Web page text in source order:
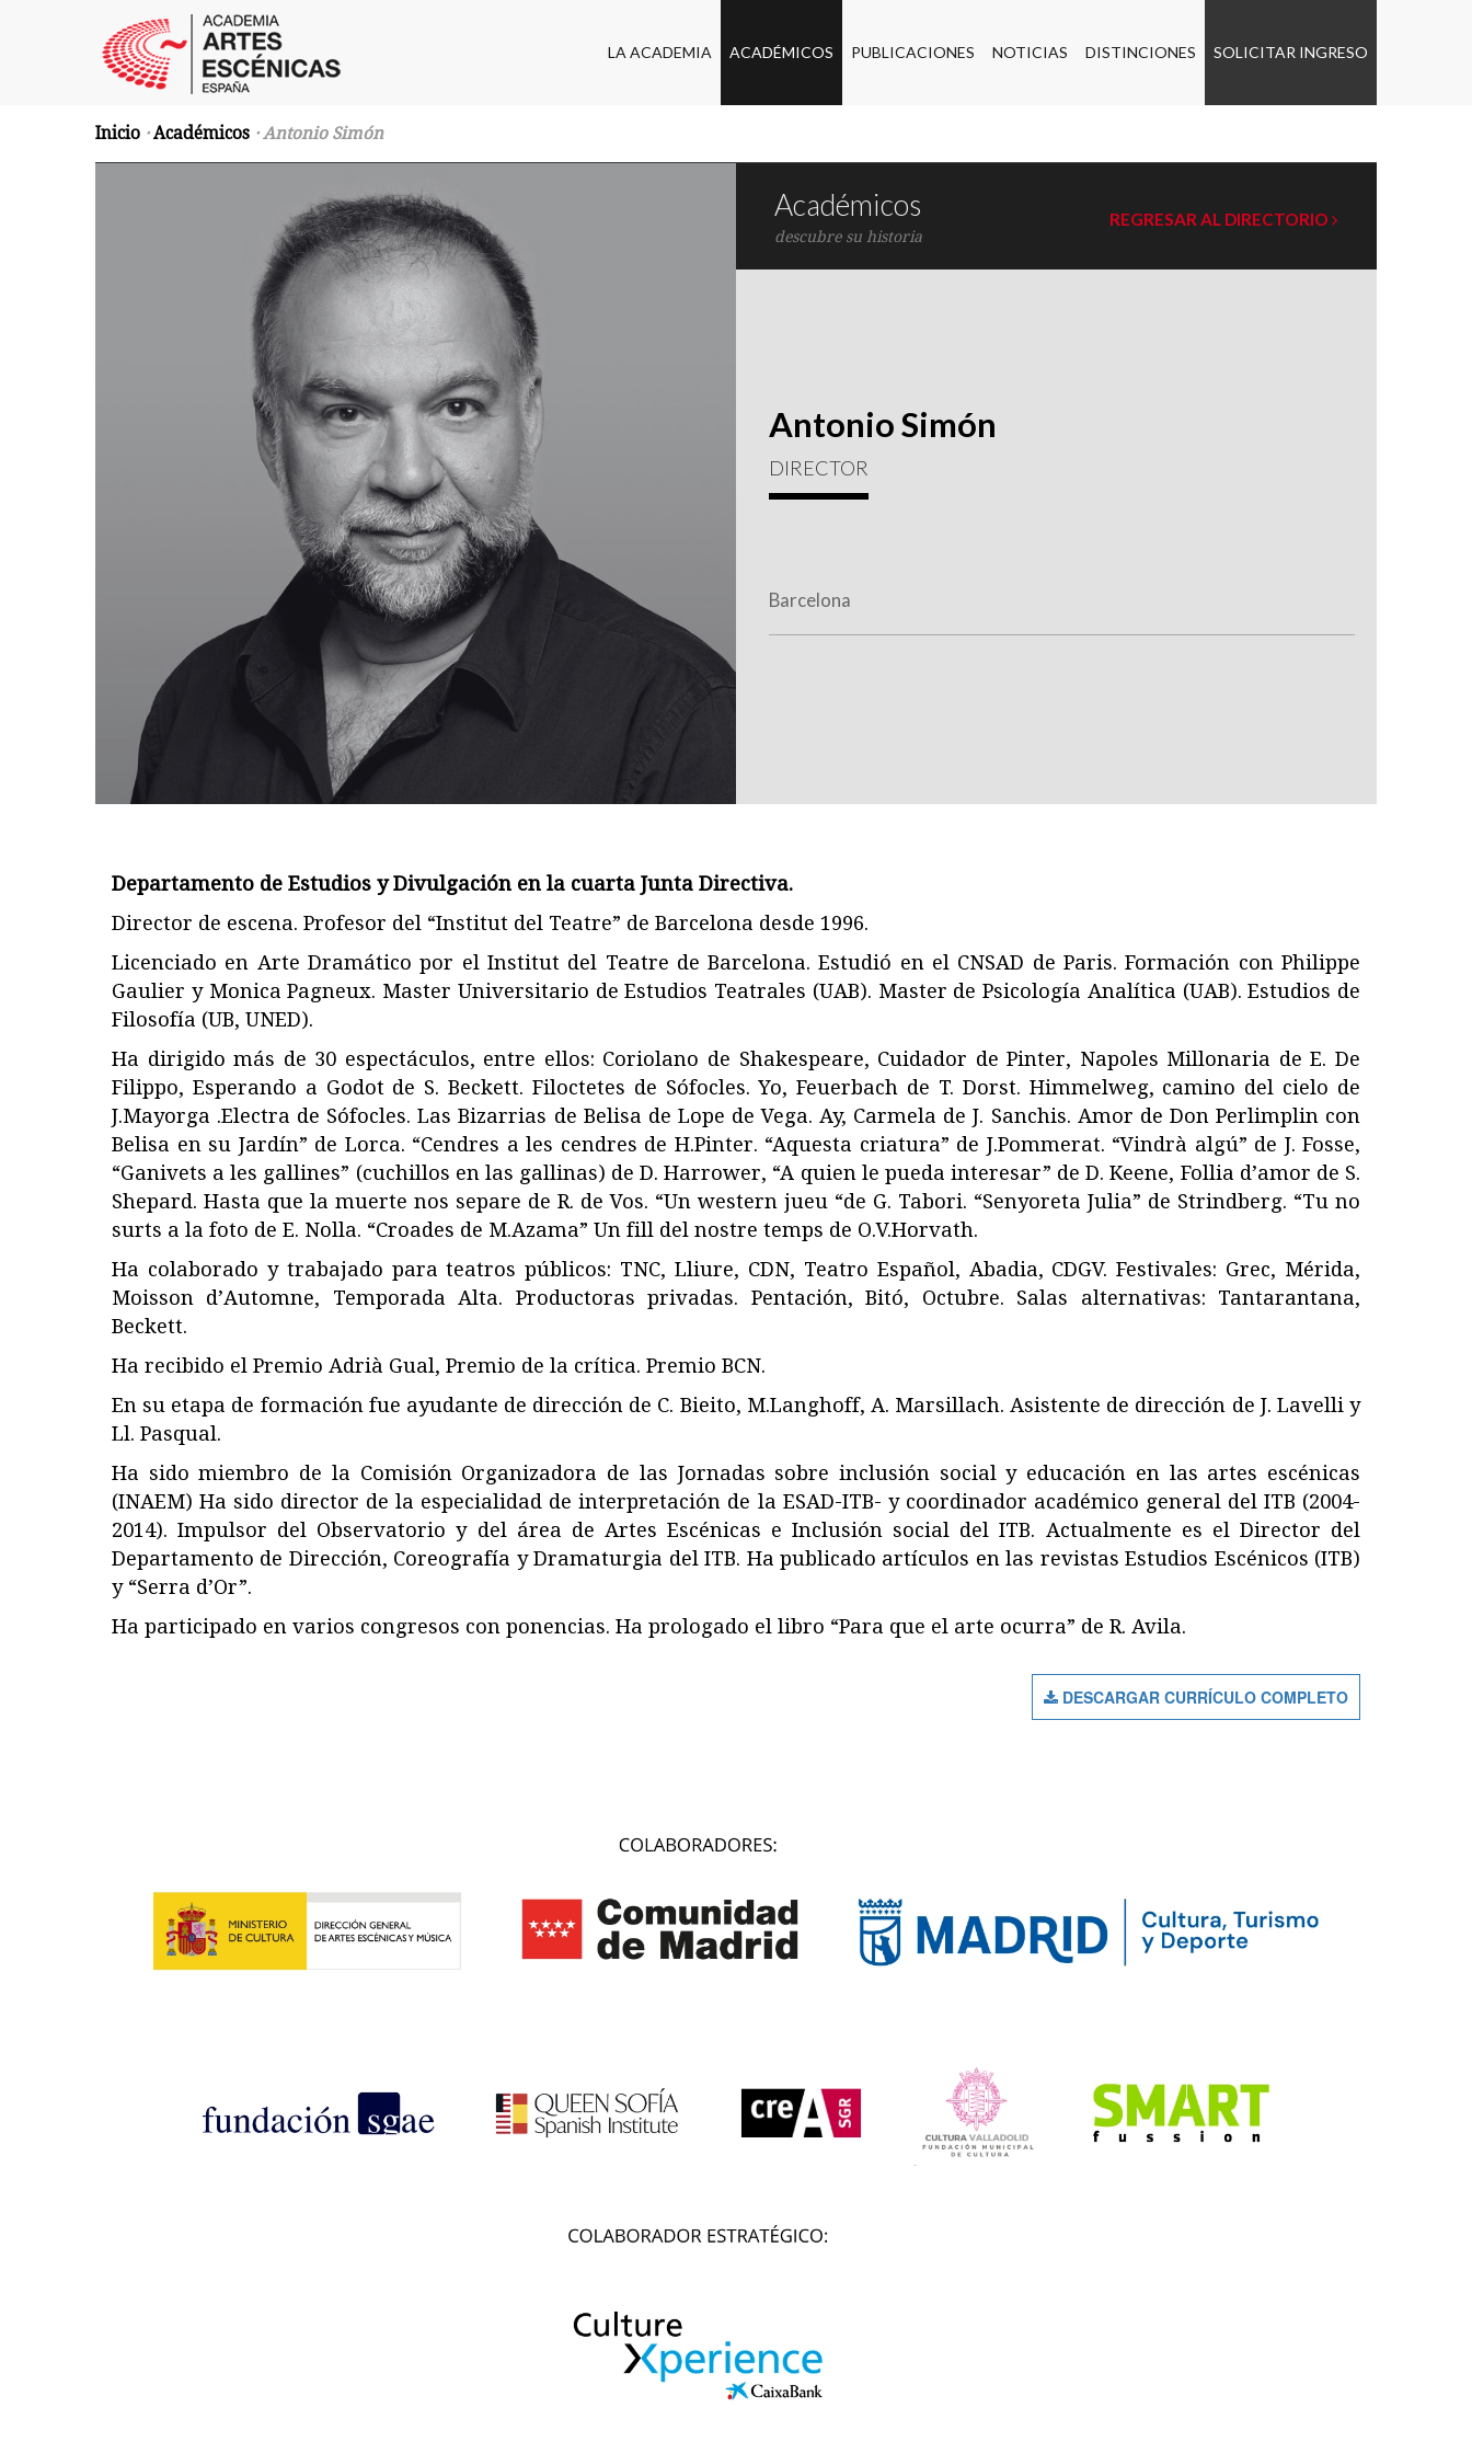
LA ACADEMIA ACADÉMICOS PUBLICACIONES NOTICIAS DISTINCIONES SOLICITAR INGRESO
Inicio ·Académicos · Antonio Simón
Académicos
descubre su historia
REGRESAR AL DIRECTORIO
Antonio Simón
DIRECTOR
Barcelona
Departamento de Estudios y Divulgación en la cuarta Junta Directiva.
Director de escena. Profesor del “Institut del Teatre” de Barcelona desde 1996.
Licenciado en Arte Dramático por el Institut del Teatre de Barcelona. Estudió en el CNSAD de Paris. Formación con Philippe
Gaulier y Monica Pagneux. Master Universitario de Estudios Teatrales (UAB). Master de Psicología Analítica (UAB). Estudios de
Filosofía (UB, UNED).
Ha dirigido más de 30 espectáculos, entre ellos: Coriolano de Shakespeare, Cuidador de Pinter, Napoles Millonaria de E. De
Filippo, Esperando a Godot de S. Beckett. Filoctetes de Sófocles. Yo, Feuerbach de T. Dorst. Himmelweg, camino del cielo de
J.Mayorga .Electra de Sófocles. Las Bizarrias de Belisa de Lope de Vega. Ay, Carmela de J. Sanchis. Amor de Don Perlimplin con
Belisa en su Jardín” de Lorca. “Cendres a les cendres de H.Pinter. “Aquesta criatura” de J.Pommerat. “Vindrà algú” de J. Fosse,
“Ganivets a les gallines” (cuchillos en las gallinas) de D. Harrower, “A quien le pueda interesar” de D. Keene, Follia d’amor de S.
Shepard. Hasta que la muerte nos separe de R. de Vos. “Un western jueu “de G. Tabori. “Senyoreta Julia” de Strindberg. “Tu no
surts a la foto de E. Nolla. “Croades de M.Azama” Un fill del nostre temps de O.V.Horvath.
Ha colaborado y trabajado para teatros públicos: TNC, Lliure, CDN, Teatro Español, Abadia, CDGV. Festivales: Grec, Mérida,
Moisson d’Automne, Temporada Alta. Productoras privadas. Pentación, Bitó, Octubre. Salas alternativas: Tantarantana,
Beckett.
Ha recibido el Premio Adrià Gual, Premio de la crítica. Premio BCN.
En su etapa de formación fue ayudante de dirección de C. Bieito, M.Langhoff, A. Marsillach. Asistente de dirección de J. Lavelli y
Ll. Pasqual.
Ha sido miembro de la Comisión Organizadora de las Jornadas sobre inclusión social y educación en las artes escénicas
(INAEM) Ha sido director de la especialidad de interpretación de la ESAD-ITB- y coordinador académico general del ITB (2004-
2014). Impulsor del Observatorio y del área de Artes Escénicas e Inclusión social del ITB. Actualmente es el Director del
Departamento de Dirección, Coreografía y Dramaturgia del ITB. Ha publicado artículos en las revistas Estudios Escénicos (ITB)
y “Serra d’Or”.
Ha participado en varios congresos con ponencias. Ha prologado el libro “Para que el arte ocurra” de R. Avila.
DESCARGAR CURRÍCULO COMPLETO